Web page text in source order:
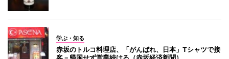
学ぶ・知る
赤坂のトルコ料理店、「がんばれ、日本」Tシャツで接